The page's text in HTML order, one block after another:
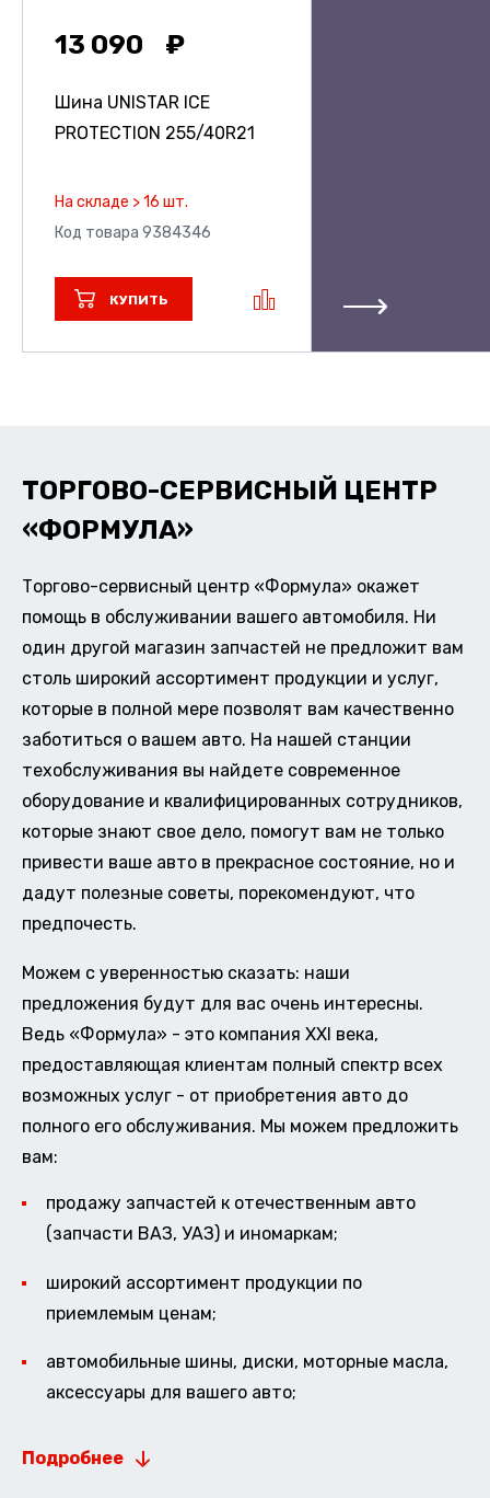
13 090
Шина UNISTAR ICE
PROTECTION 255/40R21
На складе > 16 шт.
Код товара 9384346
КУПИТЬ
ТОРГОВО-СЕРВИСНЫЙ ЦЕНТР
«ФОРМУЛА»
Торгово-сервисный центр «Формула» окажет
помощь в обслуживании вашего автомобиля. Ни
один другой магазин запчастей не предложит вам
столь широкий ассортимент продукции и услуг,
которые в полной мере позволят вам качественно
заботиться о вашем авто. На нашей станции
техобслуживания вы найдете современное
оборудование и квалифицированных сотрудников,
которые знают свое дело, помогут вам не только
привести ваше авто в прекрасное состояние, но и
дадут полезные советы, порекомендуют, что
предпочесть.
Можем с уверенностью сказать: наши
предложения будут для вас очень интересны.
Ведь «Формула» - это компания XXI века,
предоставляющая клиентам полный спектр всех
возможных услуг - от приобретения авто до
полного его обслуживания. Мы можем предложить
вам:
продажу запчастей к отечественным авто
(запчасти ВАЗ, УАЗ) и иномаркам;
широкий ассортимент продукции по
приемлемым ценам;
автомобильные шины, диски, моторные масла,
аксессуары для вашего авто;
Подробнее